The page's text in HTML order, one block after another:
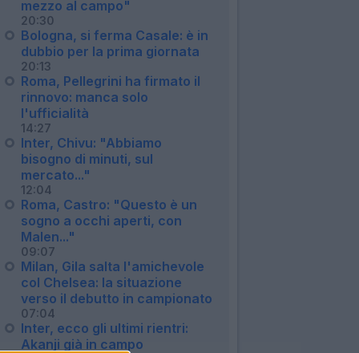
mezzo al campo"
20:30
Bologna, si ferma Casale: è in
dubbio per la prima giornata
20:13
Roma, Pellegrini ha firmato il
rinnovo: manca solo
l'ufficialità
14:27
Inter, Chivu: "Abbiamo
bisogno di minuti, sul
mercato..."
12:04
Roma, Castro: "Questo è un
sogno a occhi aperti, con
Malen..."
09:07
Milan, Gila salta l'amichevole
col Chelsea: la situazione
verso il debutto in campionato
07:04
Inter, ecco gli ultimi rientri:
Akanji già in campo